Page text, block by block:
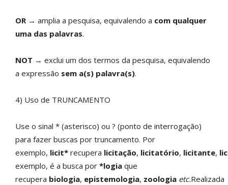
OR→ amplia a pesquisa, equivalendo a com qualquer
uma das palavras.
NOT → exclui um dos termos da pesquisa, equivalendo
a expressão sem a(s) palavra(s).
4) Uso de TRUNCAMENTO
Use o sinal * (asterisco) ou ? (ponto de interrogação)
para fazer buscas por truncamento. Por
exemplo, licit* recupera licitação, licitatório, licitante,
exemplo, é a busca por *logia que
recupera biologia, epistemologia, zoologia etc.Realizada